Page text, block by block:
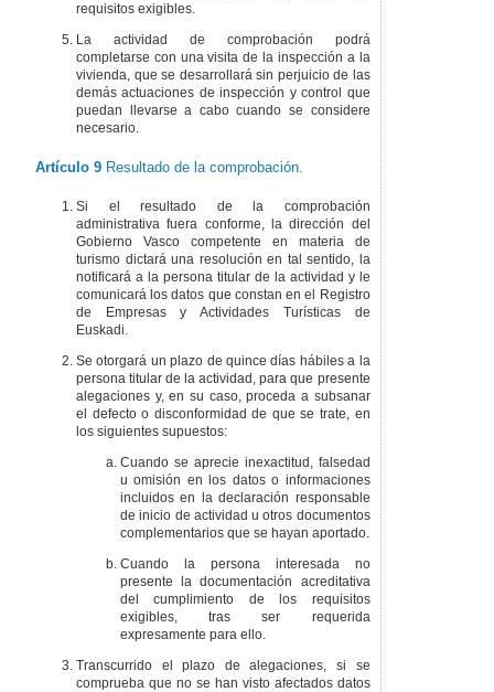
requisitos exigibles.
La actividad de comprobación podrá
completarse con una visita de la inspección a la
vivienda, que se desarrollará sin perjuicio de las
demás actuaciones de inspección y control que
puedan llevarse a cabo cuando se considere
necesario.
Artículo 9 Resultado de la comprobación.
Si el resultado de la comprobación
administrativa fuera conforme, la dirección del
Gobierno Vasco competente en materia de
turismo dictará una resolución en tal sentido, la
notificará a la persona titular de la actividad y le
comunicará los datos que constan en el Registro
de Empresas y Actividades Turísticas de
Euskadi.
Se otorgará un plazo de quince días hábiles a la
persona titular de la actividad, para que presente
alegaciones y, en su caso, proceda a subsanar
el defecto o disconformidad de que se trate, en
los siguientes supuestos:
Cuando se aprecie inexactitud, falsedad
u omisión en los datos o informaciones
incluidos en la declaración responsable
de inicio de actividad u otros documentos
complementarios que se hayan aportado.
Cuando la persona interesada no
presente la documentación acreditativa
del cumplimiento de los requisitos
exigibles, tras ser requerida
expresamente para ello.
Transcurrido el plazo de alegaciones, si se
comprueba que no se han visto afectados datos